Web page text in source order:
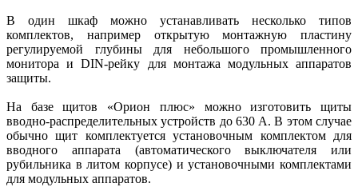
В один шкаф можно устанавливать несколько типов
комплектов, например открытую монтажную пластину
регулируемой глубины для небольшого промышленного
монитора и DIN-рейку для монтажа модульных аппаратов
защиты.
На базе щитов «Орион плюс» можно изготовить щиты
вводно-распределительных устройств до 630 А. В этом случае
обычно щит комплектуется установочным комплектом для
вводного аппарата (автоматического выключателя или
рубильника в литом корпусе) и установочными комплектами
для модульных аппаратов.